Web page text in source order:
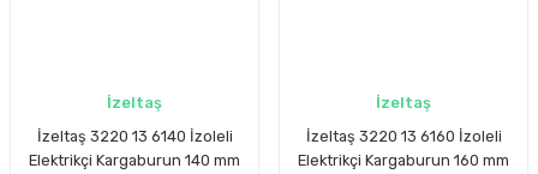
İzeltaş
İzeltaş 3220 13 6140 İzoleli
Elektrikçi Kargaburun 140 mm
İzeltaş
İzeltaş 3220 13 6160 İzoleli
Elektrikçi Kargaburun 160 mm